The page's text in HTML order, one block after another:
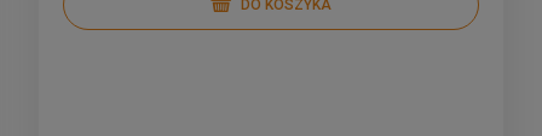
DO KOSZYKA